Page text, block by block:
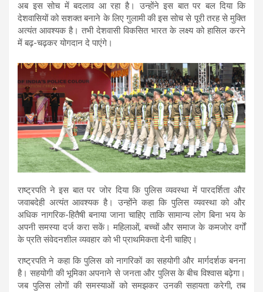
अब इस सोच में बदलाव आ रहा है। उन्‍होंने इस बात पर बल दिया कि
देशवासियों को सशक्त बनाने के लिए गुलामी की इस सोच से पूरी तरह से मुक्ति
अत्यंत आवश्यक है। तभी देशवासी विकसित भारत के लक्ष्‍य को हासिल करने
में बढ़-चढ़कर योगदान दे पाएंगे।
राष्ट्रपति ने इस बात पर जोर दिया कि पुलिस व्यवस्था में पारदर्शिता और
जवाबदेही अत्यंत आवश्यक है। उन्होंने कहा कि पुलिस व्यवस्था को और
अधिक नागरिक-हितैषी बनाया जाना चाहिए ताकि सामान्य लोग बिना भय के
अपनी समस्या दर्ज करा सकें। महिलाओं, बच्चों और समाज के कमजोर वर्गों
के प्रति संवेदनशील व्यवहार को भी प्राथमिकता देनी चाहिए।
राष्ट्रपति ने कहा कि पुलिस को नागरिकों का सहयोगी और मार्गदर्शक बनना
है। सहयोगी की भूमिका अपनाने से जनता और पुलिस के बीच विश्वास बढ़ेगा।
जब पुलिस लोगों की समस्याओं को समझकर उनकी सहायता करेगी, तब